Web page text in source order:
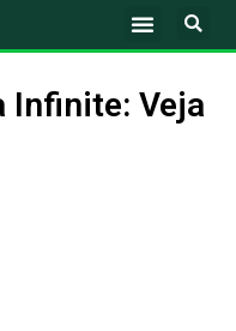
Infinite: Veja